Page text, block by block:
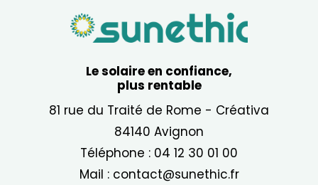
Le solaire en confiance,
plus rentable
81 rue du Traité de Rome - Créativa
84140 Avignon